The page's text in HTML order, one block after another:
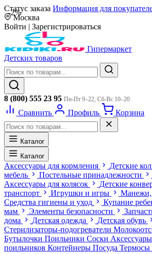
Статус заказа Информация для
Москва
Войти | Зарегистрироваться
Гипермаркет
Детских товаров
8 (800) 555 23 95 Пн-Пт 9–22, Сб-Вс 10–20
Сравнить Профиль Корзина
Каталог
Каталог
Аксессуары для кормления Детские
мебель
Постельные принадлежности
Аксессуары для колясок
Детские
транспорт
Игрушки и игры
Манежи,
Средства гигиены и уход
Купание
мам
Элементы безопасности
дома
Детская одежда
Детская обувь
Стерилизаторы-подогреватели
Бутылочки Поильники Соски
поильников Контейнеры Посуда Термосы
-2%